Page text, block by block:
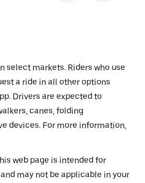
select markets. Riders who use
a ride in all other options
Drivers are expected to
canes, folding
devices. For more information,
web page is intended for
may not be applicable in your